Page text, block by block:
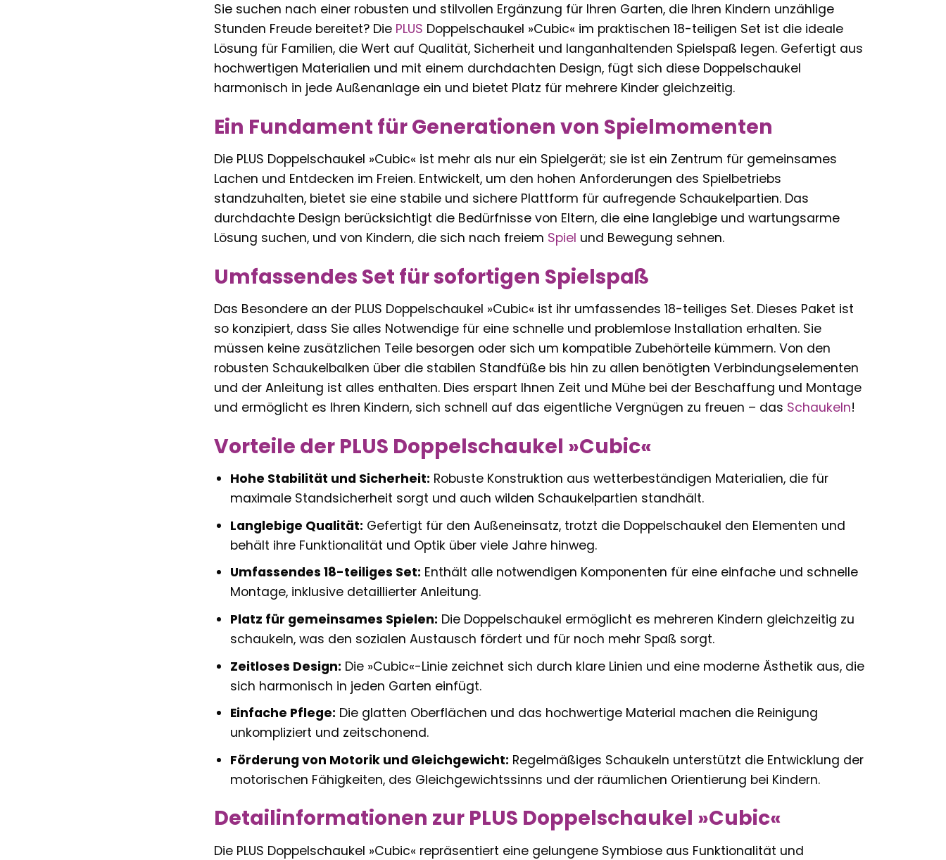
Sie suchen nach einer robusten und stilvollen Ergänzung für Ihren Garten, die Ihren Kindern unzählige
Stunden Freude bereitet? Die PLUS Doppelschaukel »Cubic« im praktischen 18-teiligen Set ist die ideale
Lösung für Familien, die Wert auf Qualität, Sicherheit und langanhaltenden Spielspaß legen. Gefertigt aus
hochwertigen Materialien und mit einem durchdachten Design, fügt sich diese Doppelschaukel
harmonisch in jede Außenanlage ein und bietet Platz für mehrere Kinder gleichzeitig.
Ein Fundament für Generationen von Spielmomenten
Die PLUS Doppelschaukel »Cubic« ist mehr als nur ein Spielgerät; sie ist ein Zentrum für gemeinsames
Lachen und Entdecken im Freien. Entwickelt, um den hohen Anforderungen des Spielbetriebs
standzuhalten, bietet sie eine stabile und sichere Plattform für aufregende Schaukelpartien. Das
durchdachte Design berücksichtigt die Bedürfnisse von Eltern, die eine langlebige und wartungsarme
Lösung suchen, und von Kindern, die sich nach freiem Spiel und Bewegung sehnen.
Umfassendes Set für sofortigen Spielspaß
Das Besondere an der PLUS Doppelschaukel »Cubic« ist ihr umfassendes 18-teiliges Set. Dieses Paket ist
so konzipiert, dass Sie alles Notwendige für eine schnelle und problemlose Installation erhalten. Sie
müssen keine zusätzlichen Teile besorgen oder sich um kompatible Zubehörteile kümmern. Von den
robusten Schaukelbalken über die stabilen Standfüße bis hin zu allen benötigten Verbindungselementen
und der Anleitung ist alles enthalten. Dies erspart Ihnen Zeit und Mühe bei der Beschaffung und Montage
und ermöglicht es Ihren Kindern, sich schnell auf das eigentliche Vergnügen zu freuen – das Schaukeln!
Vorteile der PLUS Doppelschaukel »Cubic«
Hohe Stabilität und Sicherheit: Robuste Konstruktion aus wetterbeständigen Materialien, die für
maximale Standsicherheit sorgt und auch wilden Schaukelpartien standhält.
Langlebige Qualität: Gefertigt für den Außeneinsatz, trotzt die Doppelschaukel den Elementen und
behält ihre Funktionalität und Optik über viele Jahre hinweg.
Umfassendes 18-teiliges Set: Enthält alle notwendigen Komponenten für eine einfache und schnelle
Montage, inklusive detaillierter Anleitung.
Platz für gemeinsames Spielen: Die Doppelschaukel ermöglicht es mehreren Kindern gleichzeitig zu
schaukeln, was den sozialen Austausch fördert und für noch mehr Spaß sorgt.
Zeitloses Design: Die »Cubic«-Linie zeichnet sich durch klare Linien und eine moderne Ästhetik aus, die
sich harmonisch in jeden Garten einfügt.
Einfache Pflege: Die glatten Oberflächen und das hochwertige Material machen die Reinigung
unkompliziert und zeitschonend.
Förderung von Motorik und Gleichgewicht: Regelmäßiges Schaukeln unterstützt die Entwicklung der
motorischen Fähigkeiten, des Gleichgewichtssinns und der räumlichen Orientierung bei Kindern.
Detailinformationen zur PLUS Doppelschaukel »Cubic«
Die PLUS Doppelschaukel »Cubic« repräsentiert eine gelungene Symbiose aus Funktionalität und